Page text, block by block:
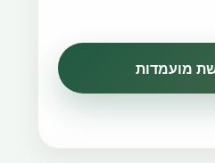
מועמדות